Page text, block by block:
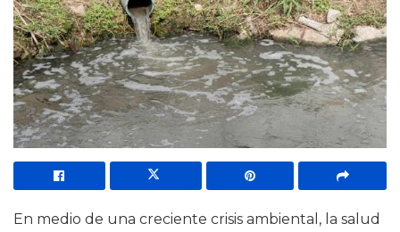
En medio de una creciente crisis ambiental, la salud